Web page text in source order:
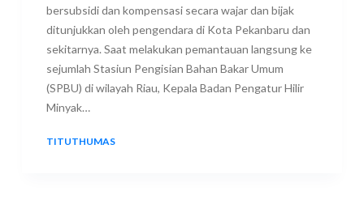
bersubsidi dan kompensasi secara wajar dan bijak
ditunjukkan oleh pengendara di Kota Pekanbaru dan
sekitarnya. Saat melakukan pemantauan langsung ke
sejumlah Stasiun Pengisian Bahan Bakar Umum
(SPBU) di wilayah Riau, Kepala Badan Pengatur Hilir
Minyak…
TITUTHUMAS